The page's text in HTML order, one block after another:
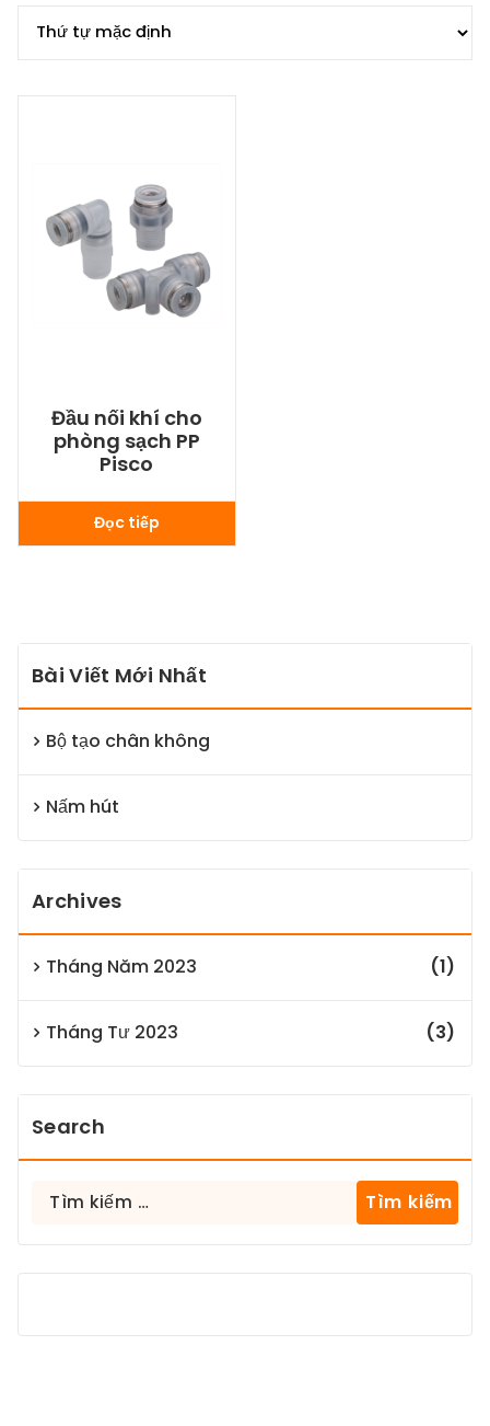
Đầu nối khí cho
phòng sạch PP
Pisco
Đọc tiếp
Bài Viết Mới Nhất
Bộ tạo chân không
Nấm hút
Archives
Tháng Năm 2023 (1)
Tháng Tư 2023 (3)
Search
Tìm